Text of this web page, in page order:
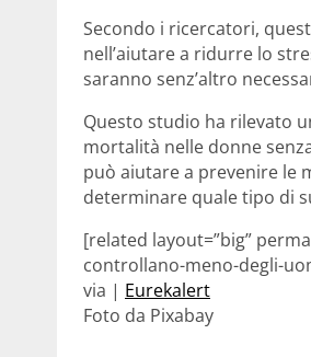
Secondo i ricercatori,
nell’aiutare a ridurre lo
saranno senz’altro
Questo studio ha rilevato
mortalità nelle donne
può aiutare a prevenire le
determinare quale tipo di
[related layout=”big”
controllano-meno-degli-
via | Eurekalert
Foto da Pixabay